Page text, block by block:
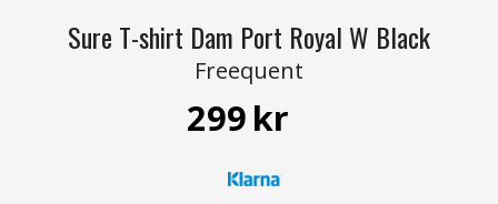
Sure T-shirt Dam Port Royal W Black
Freequent
299kr